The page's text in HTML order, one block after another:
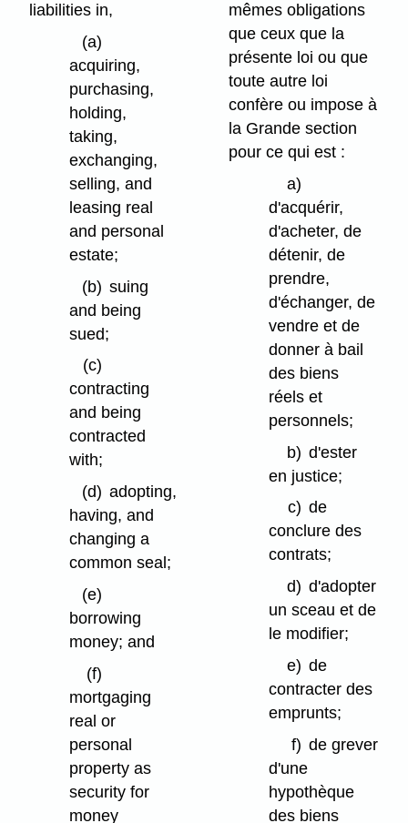
liabilities in,
(a)
acquiring,
purchasing,
holding,
taking,
exchanging,
selling, and
leasing real
and personal
estate;
(b) suing
and being
sued;
(c)
contracting
and being
contracted
with;
(d) adopting,
having, and
changing a
common seal;
(e)
borrowing
money; and
(f)
mortgaging
real or
personal
property as
security for
money
mêmes obligations
que ceux que la
présente loi ou que
toute autre loi
confère ou impose à
la Grande section
pour ce qui est :
a)
d'acquérir,
d'acheter, de
détenir, de
prendre,
d'échanger, de
vendre et de
donner à bail
des biens
réels et
personnels;
b) d'ester
en justice;
c) de
conclure des
contrats;
d) d'adopter
un sceau et de
le modifier;
e) de
contracter des
emprunts;
f) de grever
d'une
hypothèque
des biens